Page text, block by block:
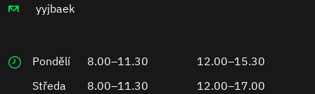
yyjbaek
Pondělí 8.00–11.30
12.00–15.30
Středa
8.00–11.30 12.00–17.00